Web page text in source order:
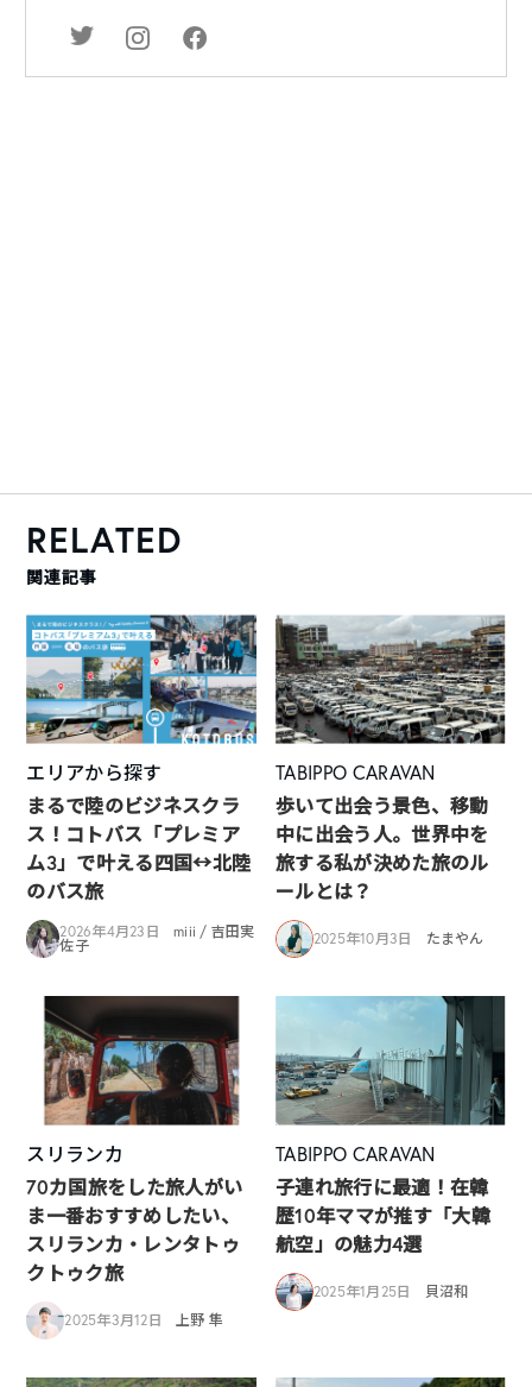
RELATED
関連記事
エリアから探す
まるで陸のビジネスクラ
ス！コトバス「プレミア
ム3」で叶える四国↔︎北陸
のバス旅
2026年4月23日
miii / 吉田実
佐子
TABIPPO CARAVAN
歩いて出会う景色、移動
中に出会う人。世界中を
旅する私が決めた旅のル
ールとは？
2025年10月3日 たまやん
スリランカ
70カ国旅をした旅人がい
ま一番おすすめしたい、
スリランカ・レンタトゥ
クトゥク旅
2025年3月12日 上野 隼
TABIPPO CARAVAN
子連れ旅行に最適！在韓
歴10年ママが推す「大韓
航空」の魅力4選
2025年1月25日 貝沼和